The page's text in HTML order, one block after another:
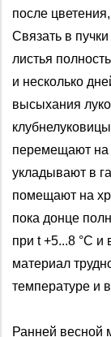
после
Связать в
листья
и несколько
высыхания
перемещают на
укладывают в
помещают на
пока донце
при t +5...8 °С
материал
температуре и
Ранней весной